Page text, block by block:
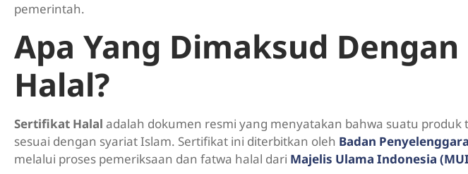
pemerintah.
Apa Yang Dimaksud
Halal?
Sertifikat Halal adalah dokumen resmi yang menyatakan bahwa suatu
sesuai dengan syariat Islam. Sertifikat ini diterbitkan oleh Badan
melalui proses pemeriksaan dan fatwa halal dari Majelis Ulama Indonesia